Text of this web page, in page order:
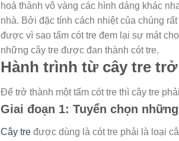
hoá thành vô vàng các hình dáng khác
nhà. Bởi đặc tính cách nhiệt của chúng
được vì sao tấm cót tre đem lại sự mát
những cây tre được đan thành cót tre.
Hành trình từ cây tre
Để trở thành một tấm cót tre thì cây tre
Giai đoạn 1: Tuyển chọn
Cây tre được dùng là cót tre phải là loại